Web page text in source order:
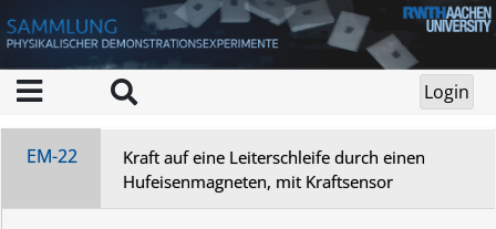
EM-22
Kraft auf eine Leiterschleife durch einen
Hufeisenmagneten, mit Kraftsensor